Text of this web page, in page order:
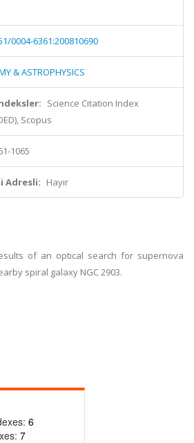
0004-6361:200810690
& ASTROPHYSICS
Science Citation Index
Scopus
1065
Adresli: Hayır
of an optical search for supernova
spiral galaxy NGC 2903.
6
7